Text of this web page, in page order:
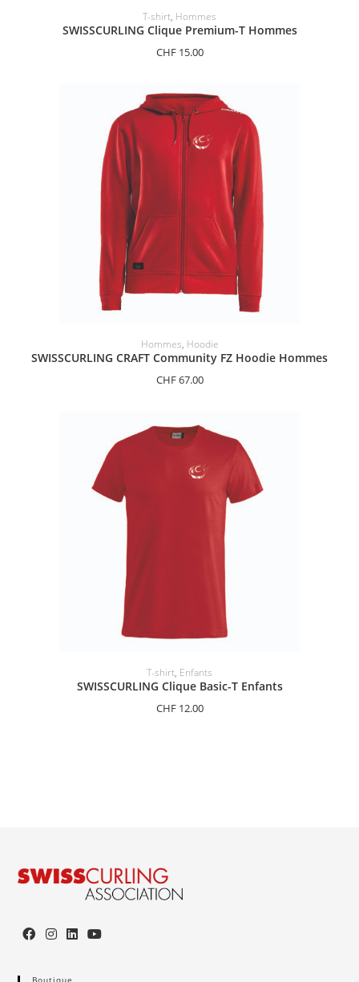
SÉLECTIONNER LES OPTIONS
T-shirt, Hommes
SWISSCURLING Clique Premium-T Hommes
CHF15.00
SÉLECTIONNER LES OPTIONS
Hommes, Hoodie
SWISSCURLING CRAFT Community FZ Hoodie Hommes
CHF67.00
SÉLECTIONNER LES OPTIONS
T-shirt, Enfants
SWISSCURLING Clique Basic-T Enfants
CHF12.00
Boutique